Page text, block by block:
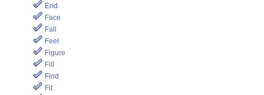
End
Face
Fall
Feel
Figure
Fill
Find
Fit